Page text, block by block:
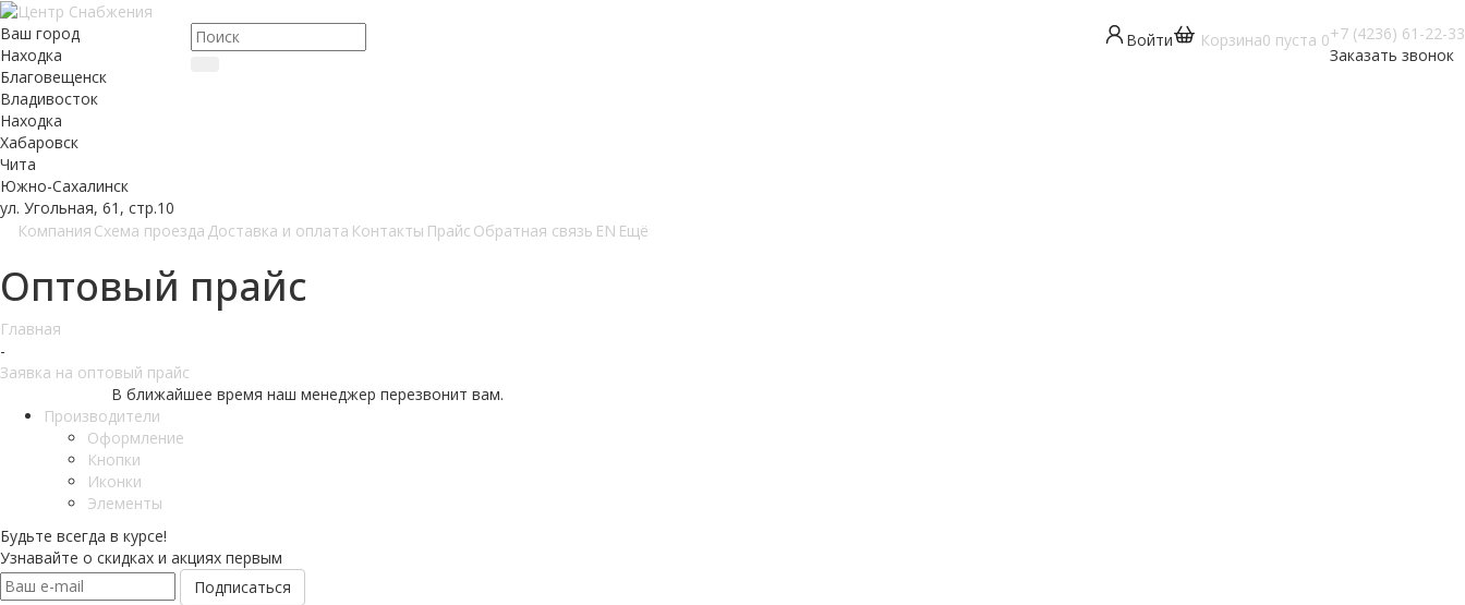
Ваш город
Находка
Благовещенск
Владивосток
Находка
Хабаровск
Чита
Южно-Сахалинск
ул. Угольная, 61, стр.10
+7 (4236) 61-22-33
Заказать звонок
Корзина0 пуста 0
Войти
Компания Схема проезда Доставка и оплата Контакты Прайс Обратная связь EN Ещё
Оптовый прайс
Главная
-
Заявка на оптовый прайс
В ближайшее время наш менеджер перезвонит вам.
Производители
Оформление
Кнопки
Иконки
Элементы
Будьте всегда в курсе!
Узнавайте о скидках и акциях первым